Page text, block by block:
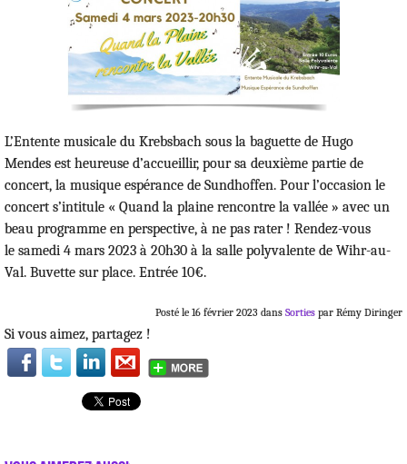
L’Entente musicale du Krebsbach sous la baguette de Hugo
Mendes est heureuse d’accueillir, pour sa deuxième partie de
concert, la musique espérance de Sundhoffen. Pour l’occasion le
concert s’intitule « Quand la plaine rencontre la vallée » avec un
beau programme en perspective, à ne pas rater ! Rendez-vous
le samedi 4 mars 2023 à 20h30 à la salle polyvalente de Wihr-au-
Val. Buvette sur place. Entrée 10€.
Posté le 16 février 2023 dans Sorties par Rémy Diringer
Si vous aimez, partagez !